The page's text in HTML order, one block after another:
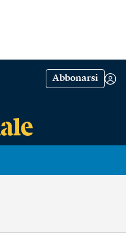
Abbonarsi